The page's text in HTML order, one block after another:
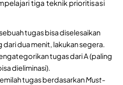
tiga teknik prioritisasi
tugas bisa diselesaikan
dari dua menit, lakukan segera.
tugas dari A (paling
dieliminasi).
tugas berdasarkanMust-